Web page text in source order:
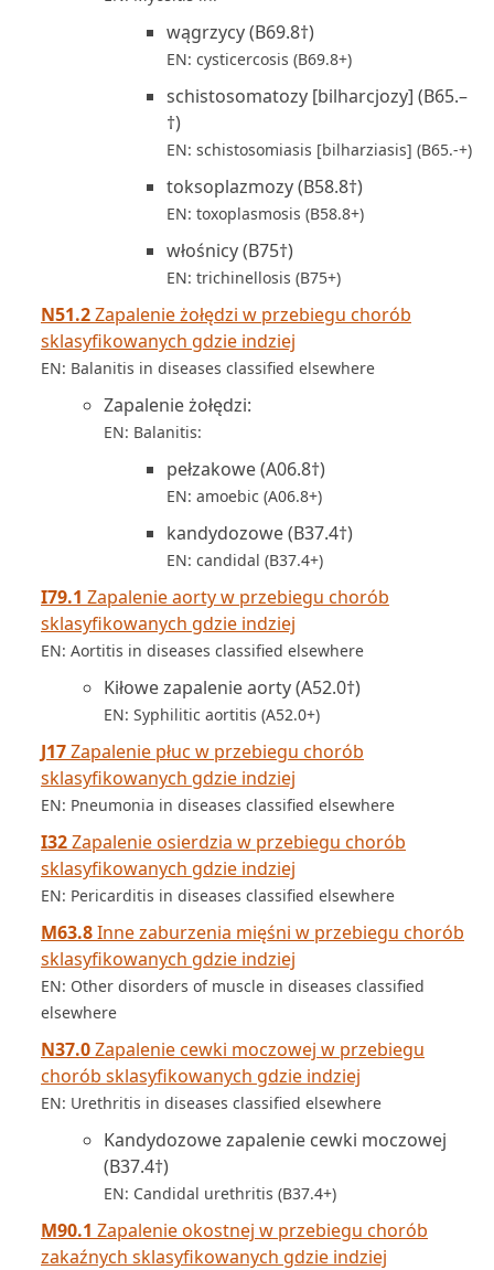
wągrzycy (B69.8†)
EN: cysticercosis (B69.8+)
schistosomatozy [bilharcjozy] (B65.–
†)
EN: schistosomiasis [bilharziasis] (B65.-+)
toksoplazmozy (B58.8†)
EN: toxoplasmosis (B58.8+)
włośnicy (B75†)
EN: trichinellosis (B75+)
N51.2Zapalenie żołędzi w przebiegu chorób
sklasyfikowanych gdzie indziej
EN: Balanitis in diseases classified elsewhere
Zapalenie żołędzi:
EN: Balanitis:
pełzakowe (A06.8†)
EN: amoebic (A06.8+)
kandydozowe (B37.4†)
EN: candidal (B37.4+)
I79.1 Zapalenie aorty w przebiegu chorób
sklasyfikowanych gdzie indziej
EN: Aortitis in diseases classified elsewhere
Kiłowe zapalenie aorty (A52.0†)
EN: Syphilitic aortitis (A52.0+)
J17Zapalenie płuc w przebiegu chorób
sklasyfikowanych gdzie indziej
EN: Pneumonia in diseases classified elsewhere
I32Zapalenie osierdzia w przebiegu chorób
sklasyfikowanych gdzie indziej
EN: Pericarditis in diseases classified elsewhere
M63.8Inne zaburzenia mięśni w przebiegu chorób
sklasyfikowanych gdzie indziej
EN: Other disorders of muscle in diseases classified
elsewhere
N37.0Zapalenie cewki moczowej w przebiegu
chorób sklasyfikowanych gdzie indziej
EN: Urethritis in diseases classified elsewhere
Kandydozowe zapalenie cewki moczowej
(B37.4†)
EN: Candidal urethritis (B37.4+)
M90.1 Zapalenie okostnej w przebiegu chorób
zakaźnych sklasyfikowanych gdzie indziej